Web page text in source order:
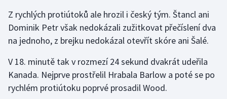
Plážový volejbal
Ragby
Rychlobruslení
Z rychlých protiútoků ale hrozil i český tým. Štancl ani
Dominik Petr však nedokázali zužitkovat přečíslení dva
na jednoho, z brejku nedokázal otevřít skóre ani Šalé.
V 18. minutě tak v rozmezí 24 sekund dvakrát udeřila
Kanada. Nejprve prostřelil Hrabala Barlow a poté se po
rychlém protiútoku poprvé prosadil Wood.